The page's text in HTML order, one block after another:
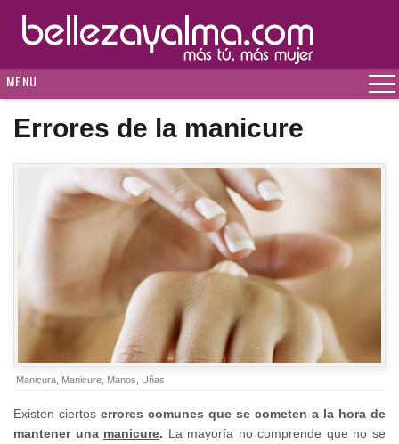
MENU
Errores de la manicure
Manicura, Manicure, Manos, Uñas
Existen ciertos errores comunes que se cometen a la hora de
mantener una manicure. La mayoría no comprende que no se